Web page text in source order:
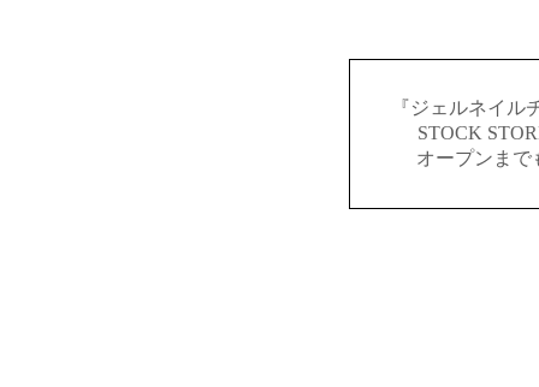
『ジェルネイ
STOCK
オープンまで